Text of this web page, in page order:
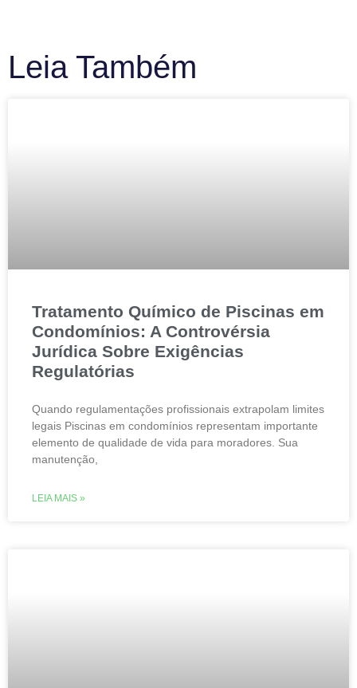
Leia Também
Tratamento Químico de Piscinas em
Condomínios: A Controvérsia
Jurídica Sobre Exigências
Regulatórias
Quando regulamentações profissionais extrapolam limites
legais Piscinas em condomínios representam importante
elemento de qualidade de vida para moradores. Sua
manutenção,
LEIA MAIS »